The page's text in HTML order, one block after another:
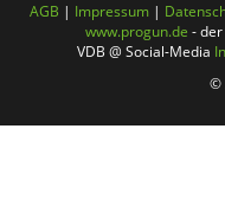
AGB | Impressum |
www.progun.de -
VDB @ Social-Media
©